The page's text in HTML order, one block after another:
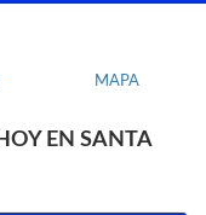
MAPA
EN SANTA